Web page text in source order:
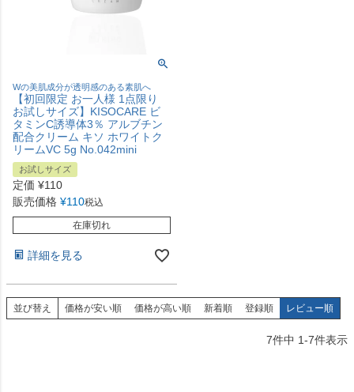
Wの美肌成分が透明感のある素肌へ
【初回限定 お一人様 1点限り
お試しサイズ】KISOCARE ビ
タミンC誘導体3％ アルブチン
配合クリーム キソ ホワイトク
リームVC 5g No.042mini
お試しサイズ
定価 ¥110
販売価格 ¥110税込
在庫切れ
詳細を見る
並び替え 価格が安い順 価格が高い順 新着順 登録順 レビュー順
7件中 1-7件表示